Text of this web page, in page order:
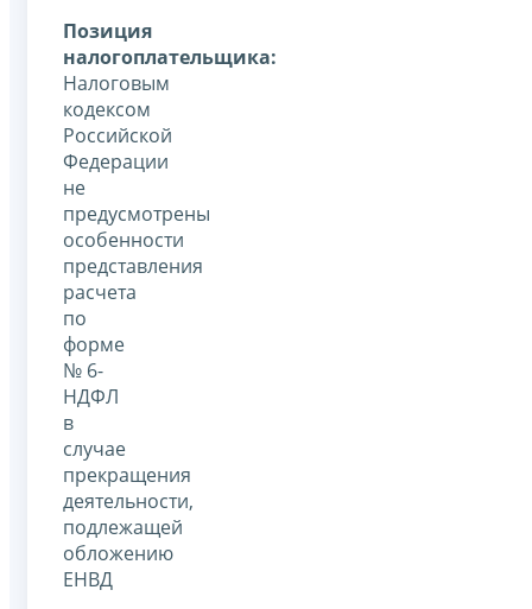
Позиция
налогоплательщика:
Налоговым
кодексом
Российской
Федерации
не
предусмотрены
особенности
представления
расчета
по
форме
№ 6-
НДФЛ
в
случае
прекращения
деятельности,
подлежащей
обложению
ЕНВД